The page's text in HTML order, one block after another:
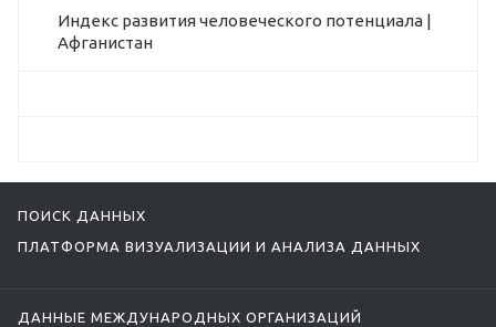
Индекс развития человеческого потенциала |
Афганистан
ПОИСК ДАННЫХ
ПЛАТФОРМА ВИЗУАЛИЗАЦИИ И АНАЛИЗА ДАННЫХ
ДАННЫЕ МЕЖДУНАРОДНЫХ ОРГАНИЗАЦИЙ